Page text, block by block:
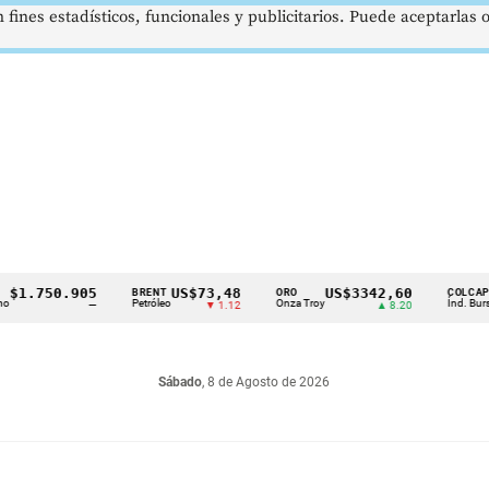
BRENT
Petróleo
US$73,48
▼ 1.12 Onza Troy
US$3342,60
▲ 8.20
COLCAP
Índ. Bursátil
Sábado, 8 de Agosto de 2026
estadísticos, funcionales y publicitarios. Puede aceptarlas